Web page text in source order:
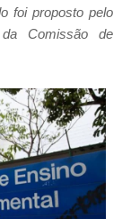
foi proposto pelo
Comissão de